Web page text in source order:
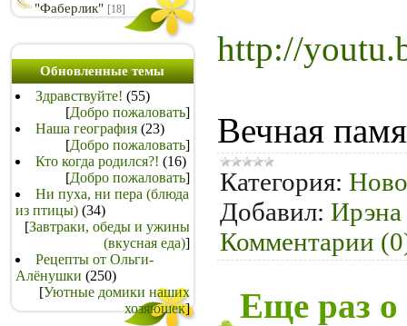
"Фаберлик" [18]
Обновленные темы
Здравствуйте! (55)
[Добро пожаловать]
Наша география (23)
[Добро пожаловать]
Кто когда родился?! (16)
[Добро пожаловать]
Ни пуха, ни пера (блюда
из птицы) (34)
[Завтраки, обеды и ужины
(вкусная еда)]
Рецепты от Ольги-
Алёнушки (250)
[Уютные домики наших
хозяюшек]
http://
Вечная
Категория:
Добавил: Ирэна
Комментарии
Еще раз